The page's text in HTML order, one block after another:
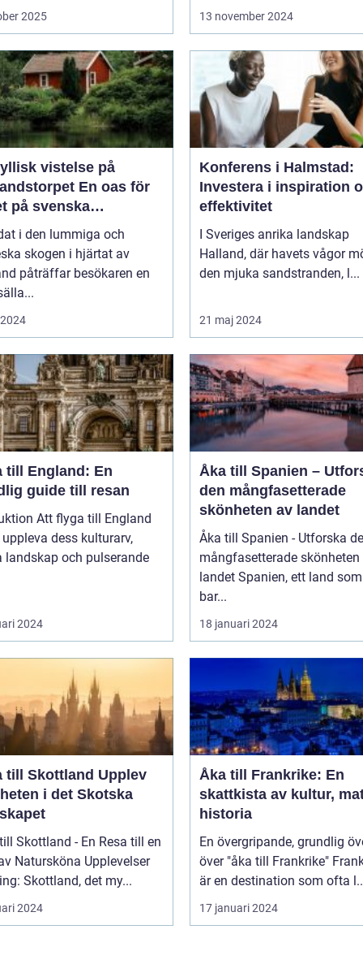
2025 13 november 2024
vistelse på
En oas för
på svenska
i den lummiga och
skogen i hjärtat av
påträffar besökaren en
Konferens i Halmstad:
Investera i inspiration
effektivitet
I Sveriges anrika landskap
Halland, där havets vågor
den mjuka sandstranden, l...
21 maj 2024
till England: En
guide till resan
Att flyga till England
dess kulturarv,
landskap och pulserande
2024
Åka till Spanien –
den mångfasetterade
skönheten av landet
Åka till Spanien - Utforska
mångfasetterade skönheten
landet Spanien, ett land som inte
bar...
18 januari 2024
Skottland Upplev
i det Skotska
Skottland - En Resa till en
Natursköna Upplevelser
Skottland, det my...
2024
Åka till Frankrike: En
skattkista av kultur,
historia
En övergripande, grundlig
över "åka till Frankrike" Frankrike
är en destination som ofta
17 januari 2024